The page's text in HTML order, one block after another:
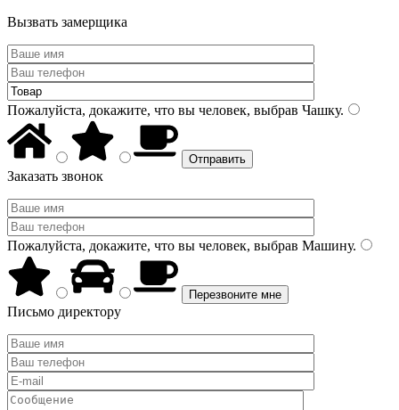
Вызвать замерщика
Пожалуйста, докажите, что вы человек, выбрав Чашку.
Заказать звонок
Пожалуйста, докажите, что вы человек, выбрав Машину.
Письмо директору